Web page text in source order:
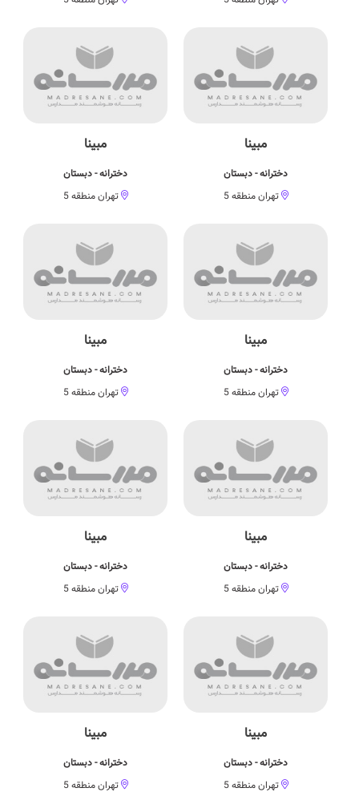
مبینا
دخترانه - دبستان
تهران منطقه 5
مبینا
دخترانه - دبستان
تهران منطقه 5
مبینا
دخترانه - دبستان
تهران منطقه 5
مبینا
دخترانه - دبستان
تهران منطقه 5
مبینا
دخترانه - دبستان
تهران منطقه 5
مبینا
دخترانه - دبستان
تهران منطقه 5
مبینا
دخترانه - دبستان
تهران منطقه 5
مبینا
دخترانه - دبستان
تهران منطقه 5